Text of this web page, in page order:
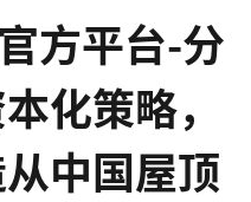
方平台-分
化策略，
中国屋顶